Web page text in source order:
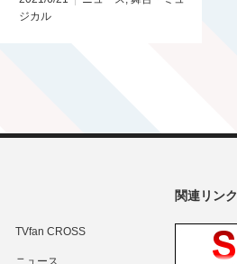
ジカル
TVfan CROSS
ニュース
関連リンク